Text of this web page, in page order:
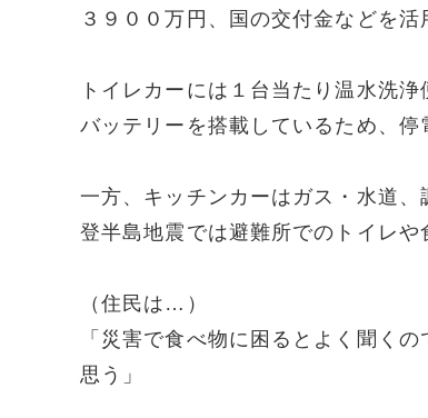
３９００万円、国の交付金などを活
トイレカーには１台当たり温水洗
バッテリーを搭載しているため、停
一方、キッチンカーはガス・水道
登半島地震では避難所でのトイレや
（住民は…）
「災害で食べ物に困るとよく聞く
思う」